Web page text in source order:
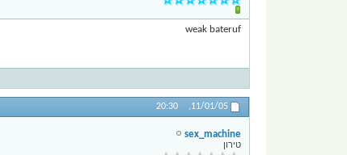
weak bateruf
11/01/05,
20:30
sex_machine
טירון